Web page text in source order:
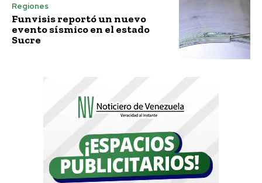
Regiones
Funvisis reportó un nuevo
evento sísmico en el estado
Sucre